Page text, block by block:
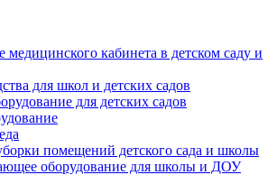
медицинского кабинета в детском саду и
для школ и детских садов
для детских садов
помещений детского сада и школы
оборудование для школы и ДОУ